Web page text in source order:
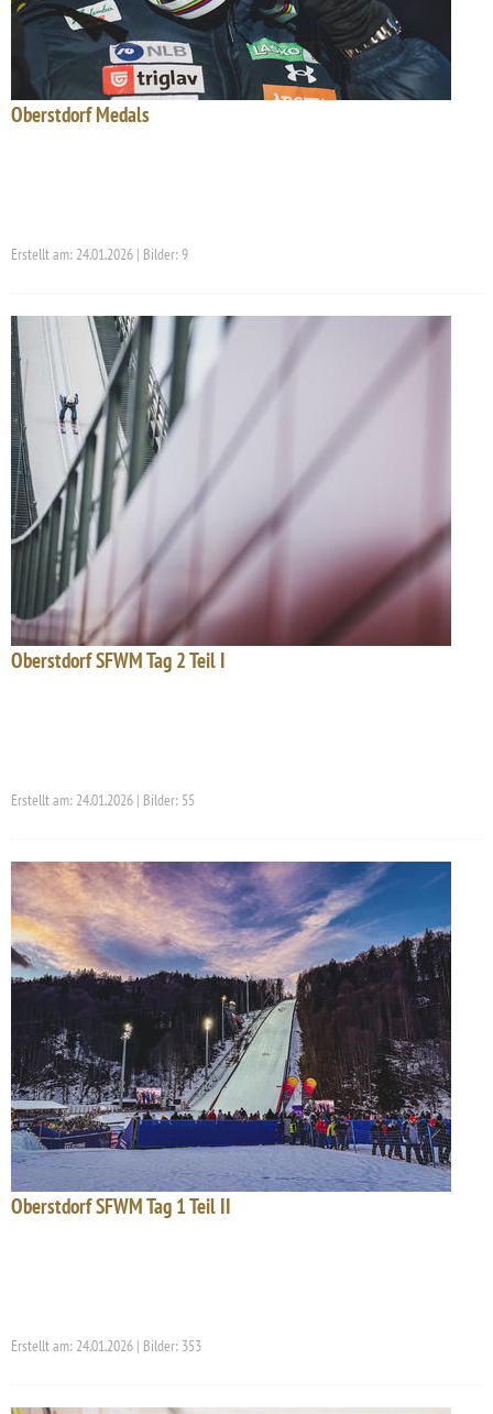
Oberstdorf Medals
Erstellt am: 24.01.2026 | Bilder: 9
Oberstdorf SFWM Tag 2 Teil I
Erstellt am: 24.01.2026 | Bilder: 55
Oberstdorf SFWM Tag 1 Teil II
Erstellt am: 24.01.2026 | Bilder: 353